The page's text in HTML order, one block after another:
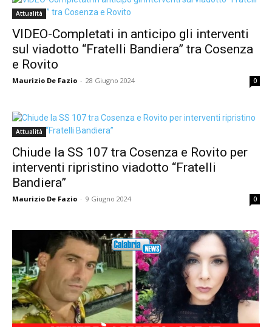
Attualità
VIDEO-Completati in anticipo gli interventi
sul viadotto “Fratelli Bandiera” tra Cosenza
e Rovito
Maurizio De Fazio - 28 Giugno 2024 0
Attualità
Chiude la SS 107 tra Cosenza e Rovito per
interventi ripristino viadotto “Fratelli
Bandiera”
Maurizio De Fazio - 9 Giugno 2024 0